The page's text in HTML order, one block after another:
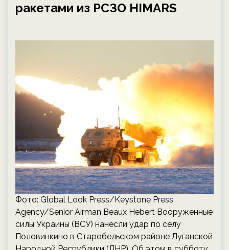
ракетами из РСЗО HIMARS
Фото: Global Look Press/Keystone Press
Agency/Senior Airman Beaux Hebert Вооруженные
силы Украины (ВСУ) нанесли удар по селу
Половинкино в Старобельском районе Луганской